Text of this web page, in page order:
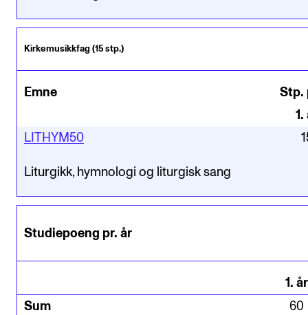
Kirkemusikkfag (15 stp.)
Emne
Stp.
1.
LITHYM50
Liturgikk, hymnologi og liturgisk sang
Studiepoeng pr. år
1. år
Sum
60